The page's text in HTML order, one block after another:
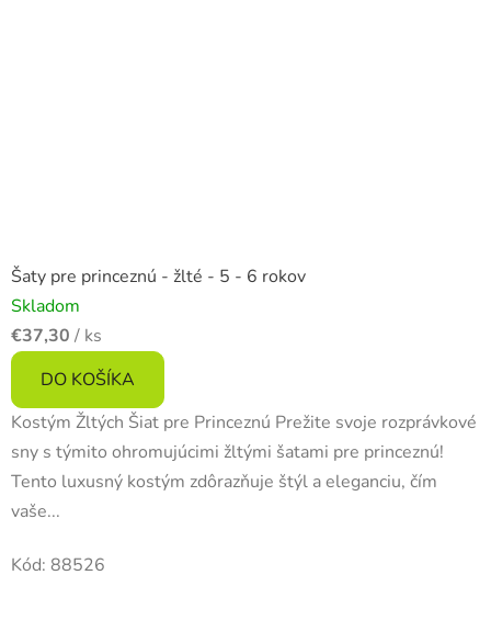
Šaty pre princeznú - žlté - 5 - 6 rokov
Skladom
€37,30 / ks
DO KOŠÍKA
Kostým Žltých Šiat pre Princeznú Prežite svoje rozprávkové
sny s týmito ohromujúcimi žltými šatami pre princeznú!
Tento luxusný kostým zdôrazňuje štýl a eleganciu, čím
vaše...
Kód: 88526